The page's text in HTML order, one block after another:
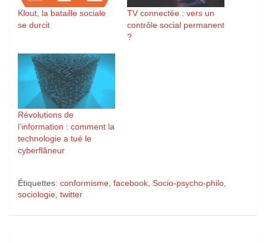
Klout, la bataille sociale
se durcit
TV connectée : vers un
contrôle social permanent
?
Révolutions de
l’information : comment la
technologie a tué le
cyberflâneur
Étiquettes: conformisme, facebook, Socio-psycho-philo,
sociologie, twitter